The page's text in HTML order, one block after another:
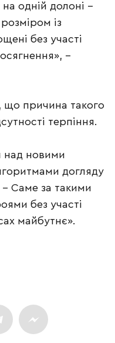
одній долоні –
із
без участі
–
що причина такого
терпіння.
над новими
догляду
Саме за такими
без участі
майбутнє».